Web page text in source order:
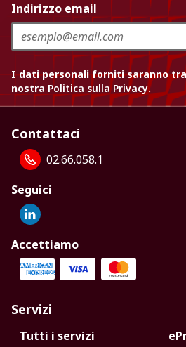
Indirizzo email
I dati personali forniti saranno
nostra Politica sulla Privacy.
Contattaci
02.66.058.1
Seguici
Accettiamo
Servizi
Tutti i servizi